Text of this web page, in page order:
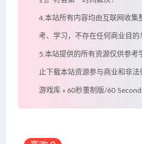
4.本站所有内容均由互联网收集
考、学习，不存在任何商业目的
5.本站提供的所有资源仅供参
止下载本站资源参与商业和非法
游戏库 » 60秒重制版/60